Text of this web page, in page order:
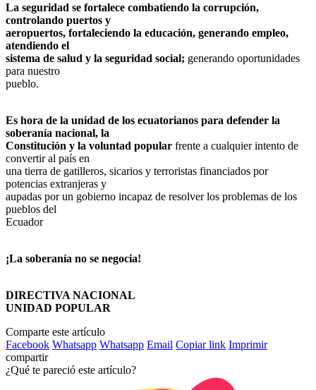
La seguridad se fortalece combatiendo la corrupción,
controlando puertos y
aeropuertos, fortaleciendo la educación, generando empleo,
atendiendo el
sistema de salud y la seguridad social; generando oportunidades
para nuestro
pueblo.
Es hora de la unidad de los ecuatorianos para defender la
soberanía nacional, la
Constitución y la voluntad popular frente a cualquier intento de
convertir al país en
una tierra de gatilleros, sicarios y terroristas financiados por
potencias extranjeras y
aupadas por un gobierno incapaz de resolver los problemas de los
pueblos del
Ecuador
¡La soberanía no se negocia!
DIRECTIVA NACIONAL
UNIDAD POPULAR
Comparte este artículo
Facebook Whatsapp Whatsapp Email Copiar link Imprimir
compartir
¿Qué te pareció este artículo?